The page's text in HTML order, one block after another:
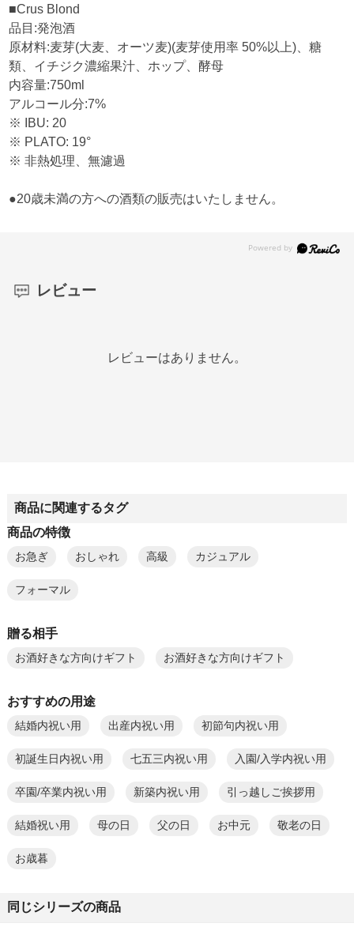
■Crus Blond
品目:発泡酒
原材料:麦芽(大麦、オーツ麦)(麦芽使用率 50%以上)、糖
類、イチジク濃縮果汁、ホップ、酵母
内容量:750ml
アルコール分:7%
※ IBU: 20
※ PLATO: 19°
※ 非熱処理、無濾過
●20歳未満の方への酒類の販売はいたしません。
レビュー
レビューはありません。
商品に関連するタグ
商品の特徴
お急ぎ おしゃれ 高級 カジュアル
フォーマル
贈る相手
お酒好きな方向けギフト お酒好きな方向けギフト
おすすめの用途
結婚内祝い用 出産内祝い用 初節句内祝い用
初誕生日内祝い用 七五三内祝い用 入園/入学内祝い用
卒園/卒業内祝い用 新築内祝い用 引っ越しご挨拶用
結婚祝い用 母の日 父の日 お中元 敬老の日
お歳暮
同じシリーズの商品